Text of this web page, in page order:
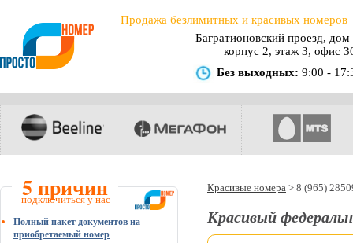
Продажа безлимитных и красивых номеров
Багратионовский проезд, дом
корпус 2, этаж 3, офис
Без выходных: 9:00 -
5 причин
подключиться у нас
Полный пакет документов на
приобретаемый номер
Красивые номера > 8 (965)
Красивый